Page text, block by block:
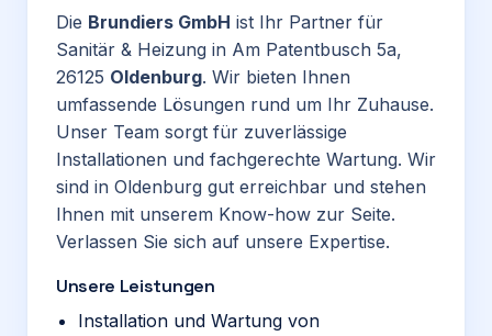
Die Brundiers GmbH ist Ihr Partner für
Sanitär & Heizung in Am Patentbusch 5a,
26125 Oldenburg. Wir bieten Ihnen
umfassende Lösungen rund um Ihr Zuhause.
Unser Team sorgt für zuverlässige
Installationen und fachgerechte Wartung. Wir
sind in Oldenburg gut erreichbar und stehen
Ihnen mit unserem Know-how zur Seite.
Verlassen Sie sich auf unsere Expertise.
Unsere Leistungen
Installation und Wartung von